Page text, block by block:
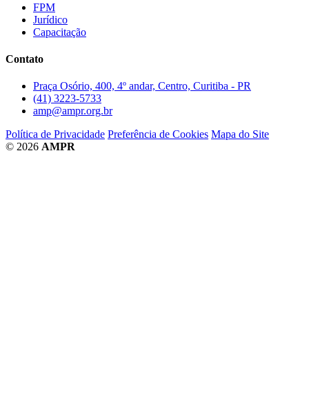
FPM
Jurídico
Capacitação
Contato
Praça Osório, 400, 4º andar, Centro, Curitiba - PR
(41) 3223-5733
amp@ampr.org.br
Política de Privacidade Preferência de Cookies Mapa do Site
© 2026 AMPR